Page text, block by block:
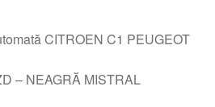
CITROEN C1 PEUGEOT
– NEAGRĂ MISTRAL